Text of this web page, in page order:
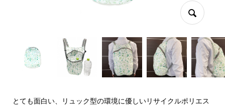
とても面白い、リュック型の環境に優しいリサイクルポリエス